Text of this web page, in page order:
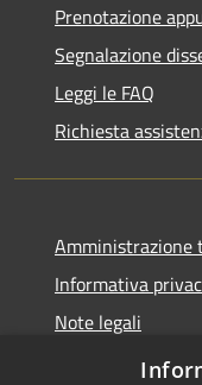
Prenotazione
Segnalazione
Leggi le FAQ
Richiesta
Amministrazione
Informativa
Note legali
Dichiarazione di